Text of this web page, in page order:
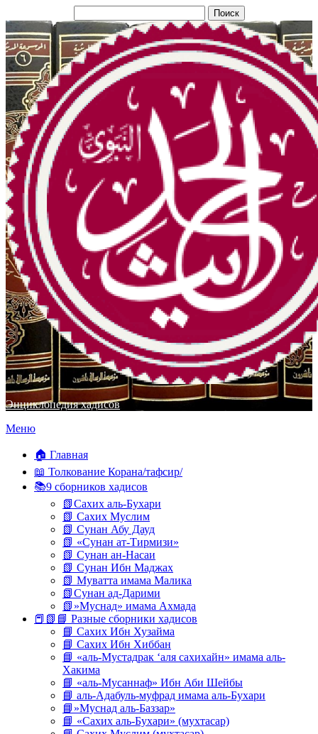
Энциклопедия хадисов
Перейти
содержимому
Меню
🏠 Главная
📖 Толкование Корана/тафсир/
📚9 сборников хадисов
📗Сахих аль-Бухари
📗 Сахих Муслим
📗 Сунан Абу Дауд
📗 «Сунан ат-Тирмизи»
📗 Сунан ан-Насаи
📗 Сунан Ибн Маджах
📗 Муватта имама Малика
📗Сунан ад-Дарими
📗»Муснад» имама Ахмада
📕📗📘 Разные сборники хадисов
📘 Сахих Ибн Хузайма
📘 Сахих Ибн Хиббан
📘 «аль-Мустадрак ‘аля сахихайн» имама аль-
Хакима
📘 «аль-Мусаннаф» Ибн Аби Шейбы
📘 аль-Адабуль-муфрад имама аль-Бухари
📘»Муснад аль-Баззар»
📘 «Сахих аль-Бухари» (мухтасар)